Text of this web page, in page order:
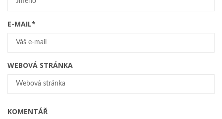
E-MAIL*
WEBOVÁ STRÁNKA
KOMENTÁŘ